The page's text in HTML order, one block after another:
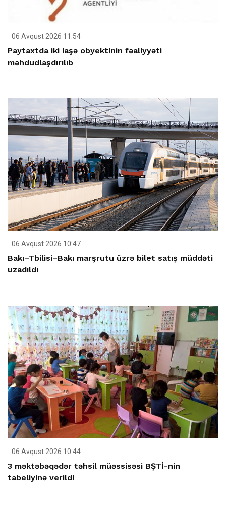
06 Avqust 2026 11:54
Paytaxtda iki iaşə obyektinin fəaliyyəti
məhdudlaşdırılıb
06 Avqust 2026 10:47
Bakı–Tbilisi–Bakı marşrutu üzrə bilet satış müddəti
uzadıldı
06 Avqust 2026 10:44
3 məktəbəqədər təhsil müəssisəsi BŞTİ-nin
tabeliyinə verildi